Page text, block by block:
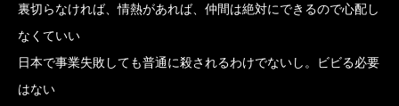
裏切らなければ、情熱があれば、仲間は絶対にできるので心配し
なくていい
日本で事業失敗しても普通に殺されるわけでないし。ビビる必要
はない